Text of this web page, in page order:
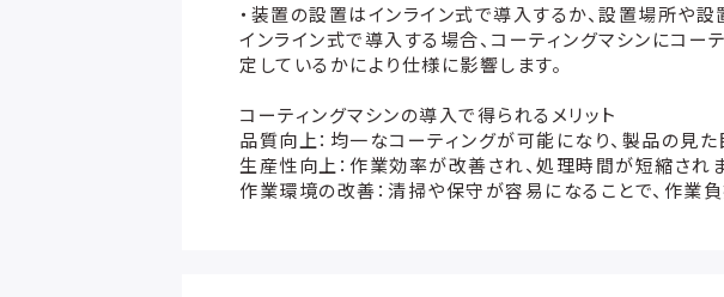
・装置の設置はインライン式で導入するか、設置場所や設
インライン式で導入する場合、コーティングマシンにコ
定しているかにより仕様に影響します。
コーティングマシンの導入で得られるメリット
品質向上：均一なコーティングが可能になり、製品の見た
生産性向上：作業効率が改善され、処理時間が短縮されま
作業環境の改善：清掃や保守が容易になることで、作業